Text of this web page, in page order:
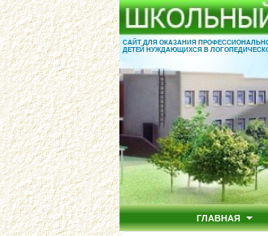
САЙТ ДЛЯ ОКАЗАНИЯ
ДЕТЕЙ НУЖДАЮЩИХСЯ В
ГЛАВНАЯ